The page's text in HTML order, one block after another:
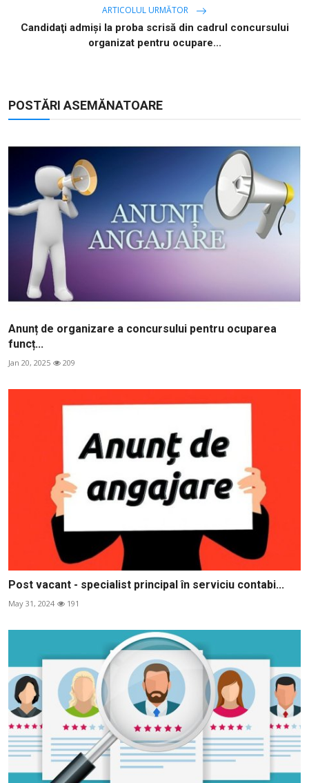
ARTICOLUL URMĂTOR
Candidaţi admişi la proba scrisă din cadrul concursului
organizat pentru ocupare...
POSTĂRI ASEMĂNATOARE
Anunț de organizare a concursului pentru ocuparea
funcț...
Jan 20, 2025 209
Post vacant - specialist principal în serviciu contabi...
May 31, 2024 191